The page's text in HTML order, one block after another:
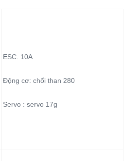
ESC: 10A
Động cơ: chổi than 280
Servo : servo 17g